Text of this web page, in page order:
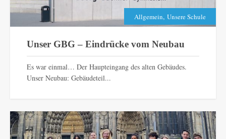
Allgemein, Unsere Schule
Unser GBG – Eindrücke vom Neubau
Es war einmal… Der Haupteingang des alten Gebäudes.
Unser Neubau: Gebäudeteil...